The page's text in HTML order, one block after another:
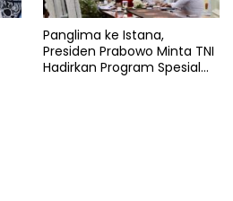
Panglima ke Istana,
Presiden Prabowo Minta TNI
Hadirkan Program Spesial